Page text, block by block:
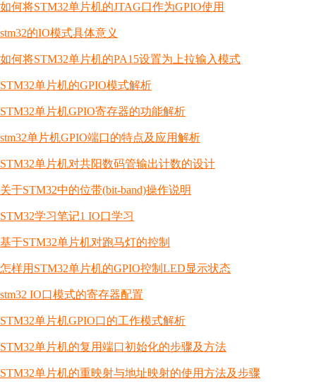
如何将STM32单片机的JTAG口作为GPIO使用
stm32的IO模式具体意义
如何将STM32单片机的PA15设置为上拉输入模式
STM32单片机的GPIO模式解析
STM32单片机GPIO寄存器的功能解析
stm32单片机GPIO端口的特点及应用解析
STM32单片机对共阳数码管输出计数的设计
关于STM32中的位带(bit-band)操作说明
STM32学习笔记1 IO口学习
基于STM32单片机对跑马灯的控制
怎样用STM32单片机的GPIO控制LED显示状态
stm32 IO口模式的寄存器配置
STM32单片机GPIO口的工作模式解析
STM32单片机的复用端口初始化的步骤及方法
STM32单片机的重映射与地址映射的使用方法及步骤